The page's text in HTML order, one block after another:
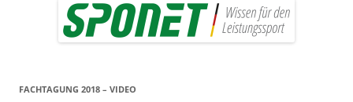
FACHTAGUNG 2018 – VIDEO